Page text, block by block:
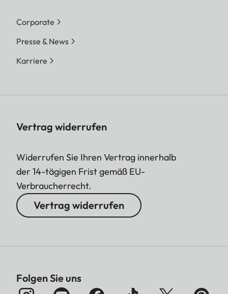
Corporate
Presse & News
Karriere
Vertrag widerrufen
Widerrufen Sie Ihren Vertrag innerhalb
der 14-tägigen Frist gemäß EU-
Verbraucherrecht.
Vertrag widerrufen
Folgen Sie uns